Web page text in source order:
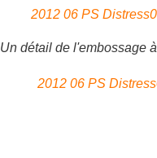
Un détail de l'embossage